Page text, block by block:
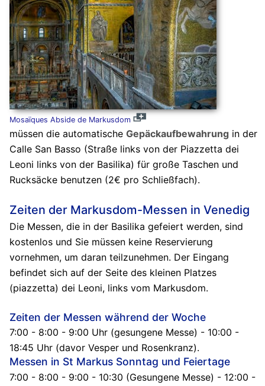
Mosaïques Abside de Markusdom
müssen die automatische Gepäckaufbewahrungin der
Calle San Basso (Straße links von der Piazzetta dei
Leoni links von der Basilika) für große Taschen und
Rucksäcke benutzen (2€ pro Schließfach).
Zeiten der Markusdom-Messen in Venedig
Die Messen, die in der Basilika gefeiert werden, sind
kostenlos und Sie müssen keine Reservierung
vornehmen, um daran teilzunehmen. Der Eingang
befindet sich auf der Seite des kleinen Platzes
(piazzetta) dei Leoni, links vom Markusdom.
Zeiten der Messen während der Woche
7:00 - 8:00 - 9:00 Uhr (gesungene Messe) - 10:00 -
18:45 Uhr (davor Vesper und Rosenkranz).
Messen in St Markus Sonntag und Feiertage
7:00 - 8:00 - 9:00 - 10:30 (Gesungene Messe) - 12:00 -